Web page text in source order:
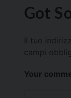
Got
Il tuo
campi
Your